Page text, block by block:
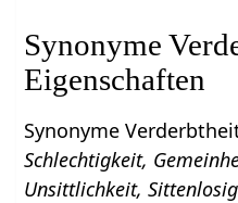
Synonyme
Eigenschaften
Synonyme
Schlechtigkeit,
Unsittlichkeit,